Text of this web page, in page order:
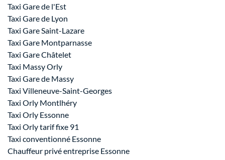
Taxi Gare de l'Est
Taxi Gare de Lyon
Taxi Gare Saint-Lazare
Taxi Gare Montparnasse
Taxi Gare Châtelet
Taxi Massy Orly
Taxi Gare de Massy
Taxi Villeneuve-Saint-Georges
Taxi Orly Montlhéry
Taxi Orly Essonne
Taxi Orly tarif fixe 91
Taxi conventionné Essonne
Chauffeur privé entreprise Essonne